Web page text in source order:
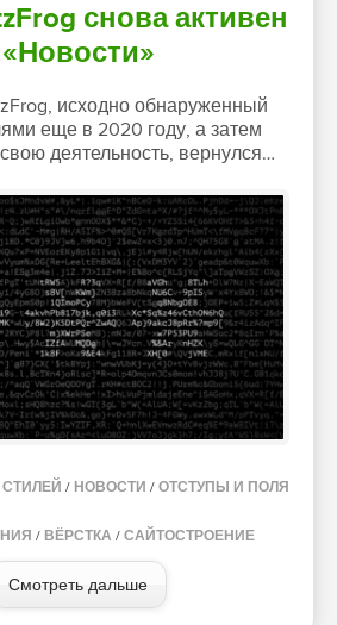
снова активен
исходно обнаруженный
еще в 2020 году, а затем
деятельность, вернулся…
/ НОВОСТИ / ОТСТУПЫ И ПОЛЯ
/ ВЁРСТКА / САЙТОСТРОЕНИЕ
Смотреть дальше